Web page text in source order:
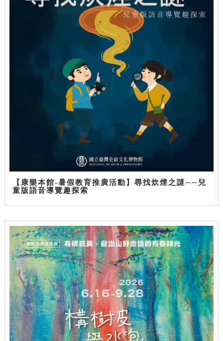
【康樂本館-暑假教育推廣活動】尋找炊煙之謎──兒
童版語音導覽趣探索